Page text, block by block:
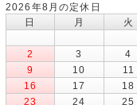
2026年8月の定休日
日
月 火
2
3 4
9
10 11
16
17 18
23
24 25